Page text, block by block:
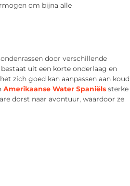
om bijna alle
door verschillende
uit een korte onderlaag en
zich goed kan aanpassen aan koud
Amerikaanse Water Spaniëls sterke
dorst naar avontuur, waardoor ze